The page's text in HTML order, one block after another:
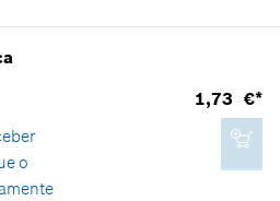
carrinho das compras
preço não vinculativa do
IVA
carrinho das compras
sobressalentes
o
1,73 €*